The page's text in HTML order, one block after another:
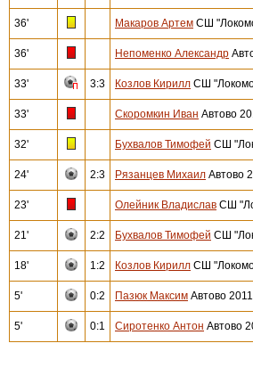
36' Макаров Артем СШ
36' Непоменко Александр
33' 3:3 Козлов Кирилл СШ
33' Скоромкин Иван Автово
32' Бухвалов Тимофей СШ
24' 2:3 Рязанцев Михаил Автово
23' Олейник Владислав СШ
21' 2:2 Бухвалов Тимофей СШ
18' 1:2 Козлов Кирилл СШ
5' 0:2 Пазюк Максим Автово 2011
5' 0:1 Сиротенко Антон Автово